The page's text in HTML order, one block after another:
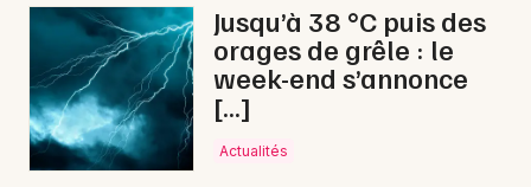
Mon email
Jusqu’à 38 °C puis des
orages de grêle : le
week-end s’annonce
[…]
Actualités